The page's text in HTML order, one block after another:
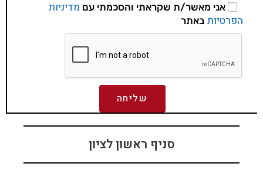
אני מאשר/ת שקראתי והסכמתי עם מדיניות
הפרטיות באתר
שליחה
סניף ראשון לציון